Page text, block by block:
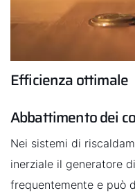
Efficienza ottimale
Abbattimento dei
Nei sistemi di
inerziale il generatore
frequentemente e può